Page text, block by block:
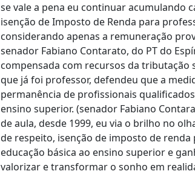
se vale a pena eu continuar acumulando
isenção de Imposto de Renda para
considerando apenas a remuneração
senador Fabiano Contarato, do PT do
compensada com recursos da tributação
que já foi professor, defendeu que a
permanência de profissionais
ensino superior. (senador Fabiano
de aula, desde 1999, eu via o brilho no
de respeito, isenção de imposto de
educação básica ao ensino superior e
valorizar e transformar o sonho em